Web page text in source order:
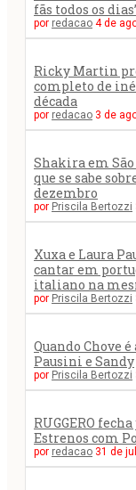
fãs todos os
por redacao 4 de
Ricky Martin
completo de
década
por redacao 3 de
Shakira em São
que se sabe
dezembro
por Priscila Bertozzi
Xuxa e Laura
cantar em
italiano na
por Priscila Bertozzi
Quando Chove
Pausini e Sandy
por Priscila Bertozzi
RUGGERO
Estrenos com
por redacao 31 de